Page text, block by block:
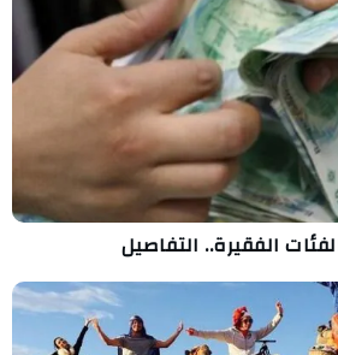
الفقيرة.. التفاصيل